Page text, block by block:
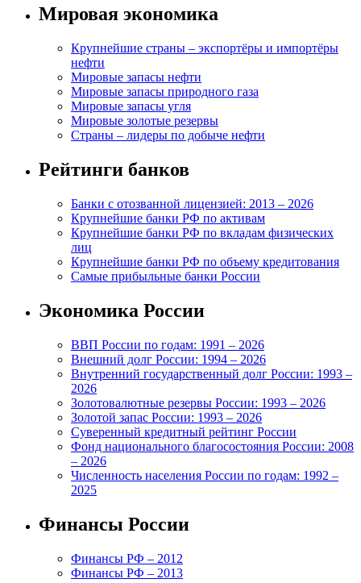
Мировая экономика
Крупнейшие страны – экспортёры и импортёры
нефти
Мировые запасы нефти
Мировые запасы природного газа
Мировые запасы угля
Мировые золотые резервы
Страны – лидеры по добыче нефти
Рейтинги банков
Банки с отозванной лицензией: 2013 – 2026
Крупнейшие банки РФ по активам
Крупнейшие банки РФ по вкладам физических
лиц
Крупнейшие банки РФ по объему кредитования
Самые прибыльные банки России
Экономика России
ВВП России по годам: 1991 – 2026
Внешний долг России: 1994 – 2026
Внутренний государственный долг России: 1993 –
2026
Золотовалютные резервы России: 1993 – 2026
Золотой запас России: 1993 – 2026
Суверенный кредитный рейтинг России
Фонд национального благосостояния России: 2008
– 2026
Численность населения России по годам: 1992 –
2025
Финансы России
Финансы РФ – 2012
Финансы РФ – 2013